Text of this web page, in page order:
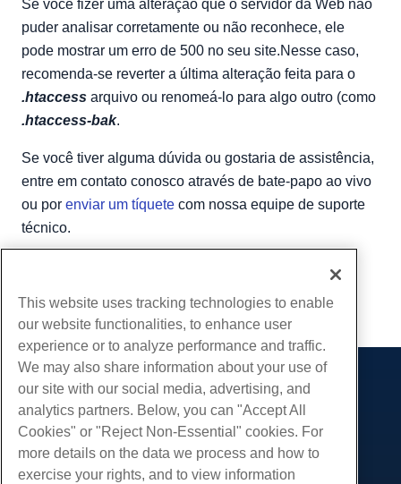
Se você fizer uma alteração que o servidor da Web não
puder analisar corretamente ou não reconhece, ele
pode mostrar um erro de 500 no seu site.Nesse caso,
recomenda-se reverter a última alteração feita para o
.htaccess arquivo ou renomeá-lo para algo outro (como
.htaccess-bak.
Se você tiver alguma dúvida ou gostaria de assistência,
entre em contato conosco através de bate-papo ao vivo
ou por enviar um tíquete com nossa equipe de suporte
técnico.
cópia de URL
Produtos
Hospedagem na web
Hospedagem Empresarial
Serviços
Migrações de sites
Comunidade
This website uses tracking technologies to enable
our website functionalities, to enhance user
experience or to analyze performance and traffic.
We may also share information about your use of
our site with our social media, advertising, and
analytics partners. Below, you can "Accept All
Cookies" or "Reject Non-Essential" cookies. For
more details on the data we process and how to
exercise your rights, and to view information